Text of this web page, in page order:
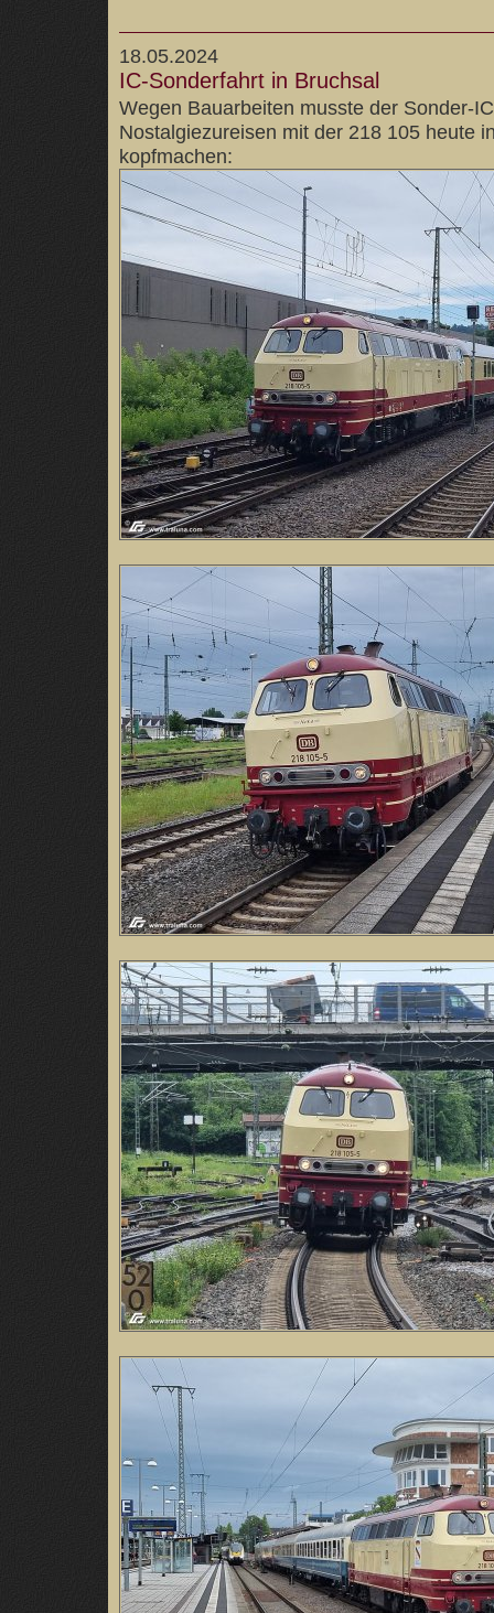
18.05.2024
IC-Sonderfahrt in Bruchsal
Wegen Bauarbeiten musste der Sonder-
Nostalgiezureisen mit der 218 105 heute
kopfmachen: